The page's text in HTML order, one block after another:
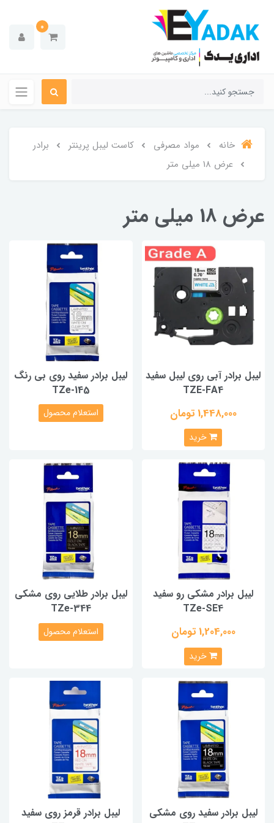
0
خانه مواد مصرفی کاست لیبل پرینتر
برادر
عرض 18 میلی متر
عرض 18 میلی متر
لیبل برادر آبی روی لیبل سفید
TZE-FA4
1,448,000 تومان
خرید
لیبل برادر سفید روی بی رنگ
TZe-145
استعلام محصول
لیبل برادر مشکی رو سفید
TZe-SE4
1,204,000 تومان
خرید
لیبل برادر طلایی روی مشکی
TZe-344
استعلام محصول
لیبل برادر سفید روی مشکی
لیبل برادر قرمز روی سفید